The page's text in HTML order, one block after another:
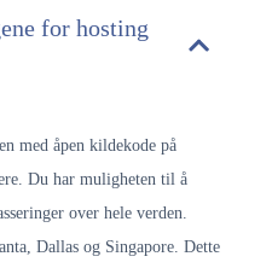
for hosting
med åpen kildekode på
Du har muligheten til å
over hele verden.
Dallas og Singapore. Dette